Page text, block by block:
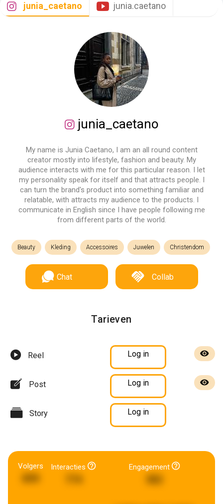
junia_caetano junia.caetano
junia_caetano
My name is Junia Caetano, I am an all round content
creator mostly into lifestyle, fashion and beauty. My
audience interacts with me for this particular reason. I let
my personality speak for itself and that attracts people. I
can turn the brand's product into something familiar and
relatable, with attracts my audience to the products. I
communicate in English since I have people following me
from different parts of the world.
Beauty Kleding Accessoires Juwelen Christendom
Chat Collab
Tarieven
Reel Log in
Post Log in
Story Log in
Volgers Interacties Engagement